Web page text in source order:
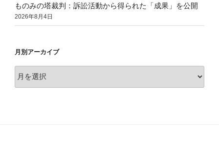
ものみの塔裁判：訴訟活動から得られた「成果」を公開
2026年8月4日
月別アーカイブ
月
別